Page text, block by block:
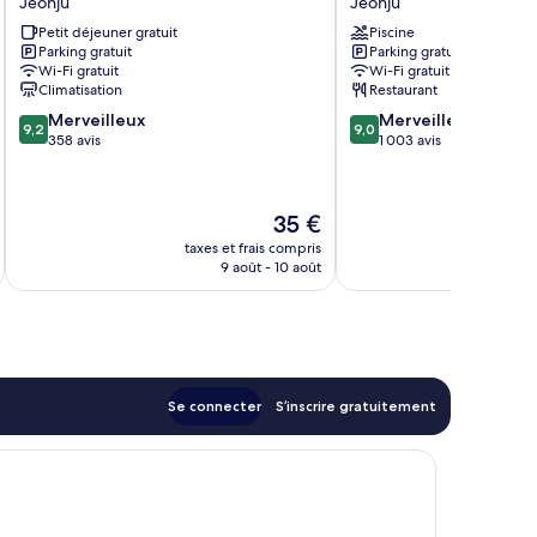
Hotel
Jeonju
Petit déjeuner gratuit
Parking gratuit
Wi-Fi gratuit
Climatisation
9.2
sur
9,2 Merveilleux
358 avis
Le
nouveau
prix
35 €
taxes et frais compris
9 août - 10 août
Jeonju
Jeonju
Piscine
Parking gratuit
Wi-Fi gratuit
Restaurant
9.0
sur
9,0 Merveilleux
1 003 avis
Se connecter S’inscrire gratuitement